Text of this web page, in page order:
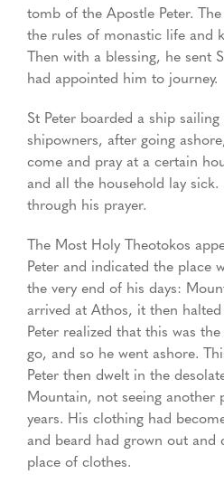
tomb of the Apostle Peter.
the rules of monastic life and
Then with a blessing, he sent
had appointed him to journey.
St Peter boarded a ship
shipowners, after going
come and pray at a certain
and all the household lay sick.
through his prayer.
The Most Holy Theotokos
Peter and indicated the place
the very end of his days:
arrived at Athos, it then
Peter realized that this was
go, and so he went ashore.
Peter then dwelt in the
Mountain, not seeing another
years. His clothing had
and beard had grown out and
place of clothes.